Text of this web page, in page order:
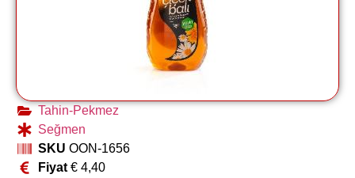
Tahin-Pekmez
Seğmen
SKU OON-1656
Fiyat €4,40